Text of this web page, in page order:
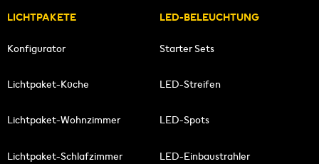
LICHTPAKETE
Konfigurator
Lichtpaket-Küche
Lichtpaket-Wohnzimmer
Lichtpaket-Schlafzimmer
LED-BELEUCHTUNG
Starter Sets
LED-Streifen
LED-Spots
LED-Einbaustrahler